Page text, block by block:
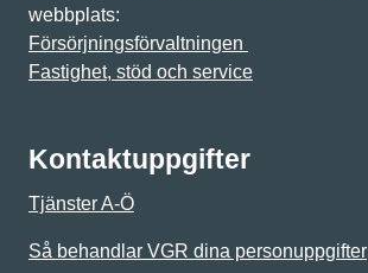
webbplats:
Försörjningsförvaltningen
Fastighet, stöd och service
Kontaktuppgifter
Tjänster A-Ö
Så behandlar VGR dina personuppgifter